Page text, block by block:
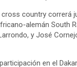
country correrá
alemán South
y José
en el